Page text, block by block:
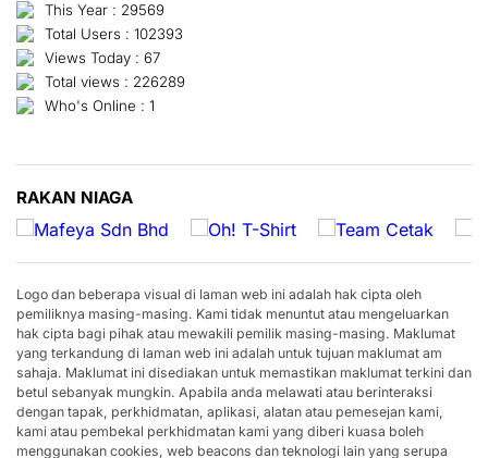
This Year : 29569
Total Users : 102393
Views Today : 67
Total views : 226289
Who's Online : 1
RAKAN NIAGA
Logo dan beberapa visual di laman web ini adalah hak cipta oleh
pemiliknya masing-masing. Kami tidak menuntut atau mengeluarkan
hak cipta bagi pihak atau mewakili pemilik masing-masing. Maklumat
yang terkandung di laman web ini adalah untuk tujuan maklumat am
sahaja. Maklumat ini disediakan untuk memastikan maklumat terkini dan
betul sebanyak mungkin. Apabila anda melawati atau berinteraksi
dengan tapak, perkhidmatan, aplikasi, alatan atau pemesejan kami,
kami atau pembekal perkhidmatan kami yang diberi kuasa boleh
menggunakan cookies, web beacons dan teknologi lain yang serupa